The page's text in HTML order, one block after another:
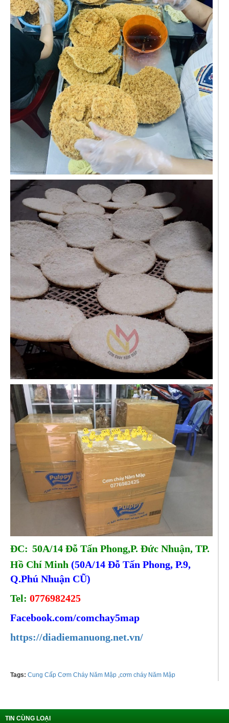
ĐC: 50A/14 Đỗ Tấn Phong,P. Đức Nhuận, TP.
Hồ Chí Minh (50A/14 Đỗ Tấn Phong, P.9,
Q.Phú Nhuận CŨ)
Tel: 0776982425
Facebook.com/comchay5map
https://diadiemanuong.net.vn/
Tags: Cung Cấp Cơm Cháy Năm Mập ,cơm cháy Năm Mập
TIN CÙNG LOẠI